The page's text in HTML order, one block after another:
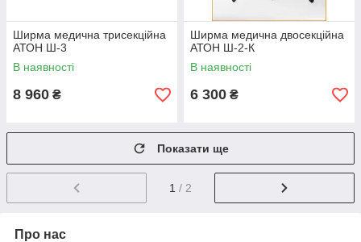
Ширма медична трисекційна
АТОН Ш-3
В наявності
8 960 ₴
Ширма медична двосекційна
АТОН Ш-2-К
В наявності
6 300 ₴
Показати ще
1 / 2
Про нас